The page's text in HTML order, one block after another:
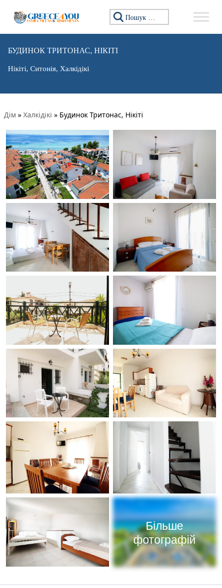
Пошук:
БУДИНОК ТРИТОНАС, НІКІТІ
Нікіті, Ситонія, Халкідікі
Дім » Халкідікі » Будинок Тритонас, Нікіті
Більше
фотографій